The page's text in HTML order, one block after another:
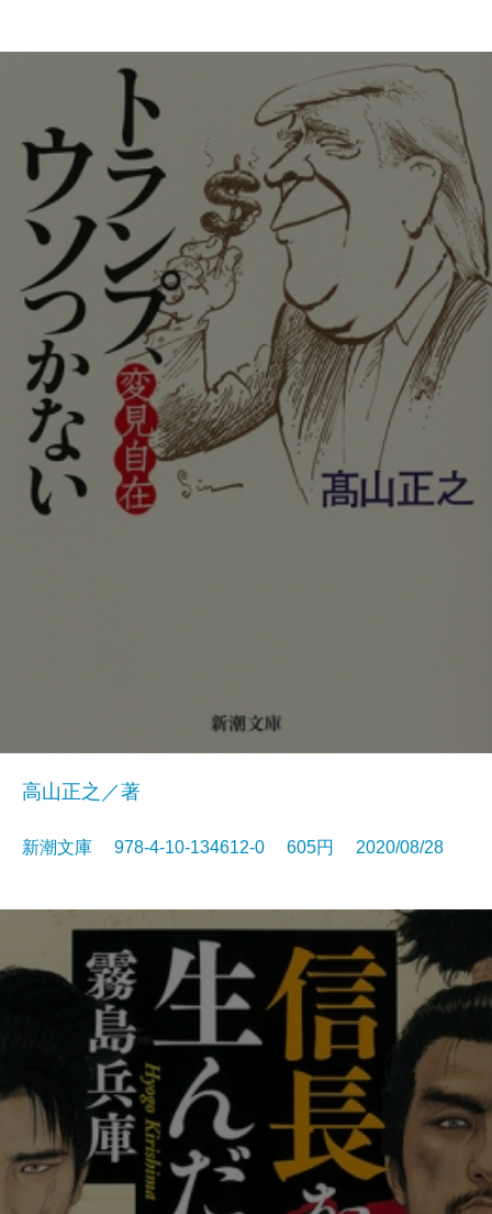
高山正之／著
新潮文庫 978-4-10-134612-0 605円 2020/08/28